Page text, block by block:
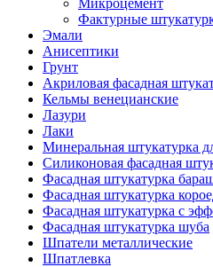
Микроцемент
Фактурные
Эмали
Анисептики
Грунт
Акриловая фасадная
Кельмы венецианские
Лазури
Лаки
Минеральная штукатурка
Силиконовая фасадная
Фасадная штукатурка
Фасадная штукатурка
Фасадная штукатурка с
Фасадная штукатурка шуба
Шпатели металлические
Шпатлевка